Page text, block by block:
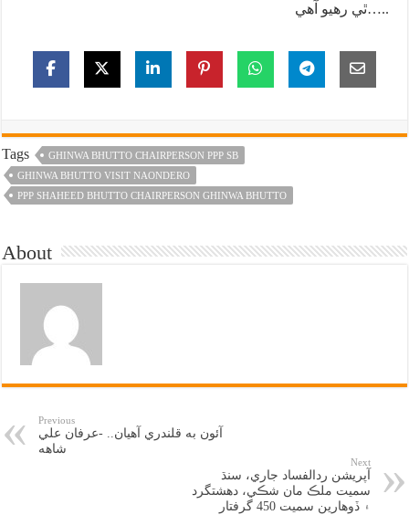
ٿي رهيو آهي…..
Tags
GHINWA BHUTTO CHAIRPERSON PPP SB
GHINWA BHUTTO VISIT NAONDERO
PPP SHAHEED BHUTTO CHAIRPERSON GHINWA BHUTTO
About
Previous
آئون به قلندري آهيان.. -عرفان علي
شاهه
Next
آپريشن ردالفساد جاري، سنڌ
سميت ملڪ مان شڪي، دهشتگرد
۽ ڏوهارين سميت 450 گرفتار